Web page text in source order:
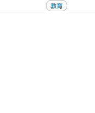
教育